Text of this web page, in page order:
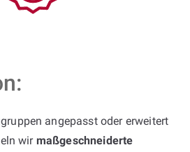
angepasst oder erweitert
wir maßgeschneiderte